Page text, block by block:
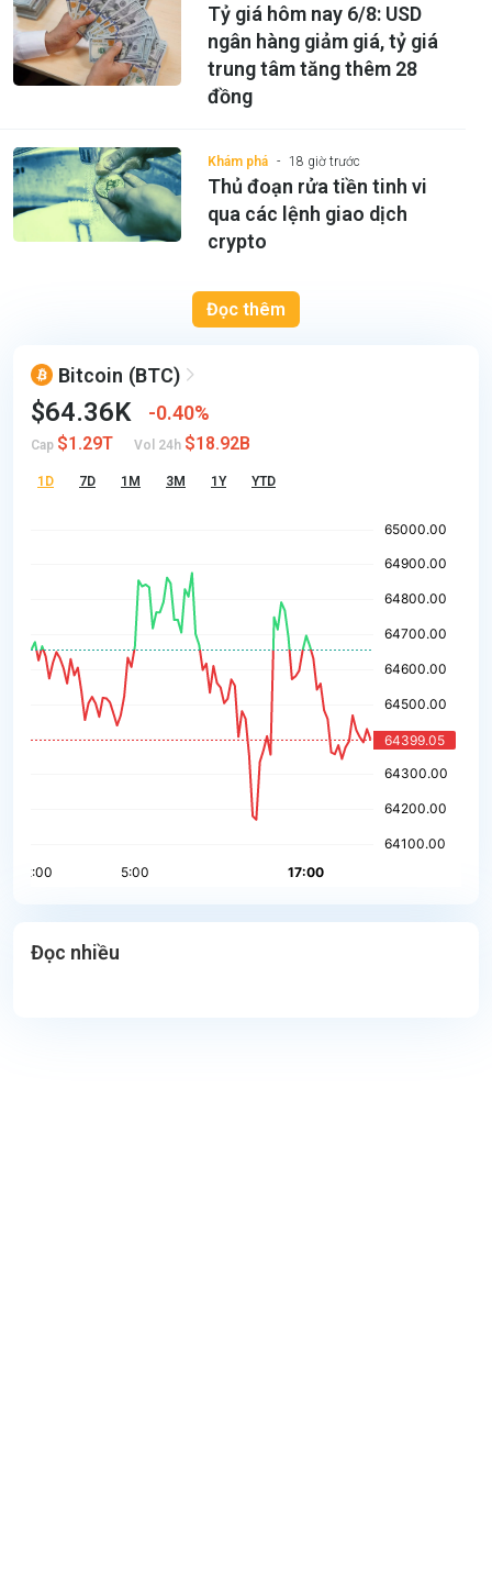
Tỷ giá hôm nay 6/8: USD
ngân hàng giảm giá, tỷ giá
trung tâm tăng thêm 28
đồng
Khám phá 18 giờ trước
Thủ đoạn rửa tiền tinh vi
qua các lệnh giao dịch
crypto
Đọc thêm
Bitcoin (BTC)
$64.36K 0.40%
Cap $1.29T Vol 24h $18.92B
1D 7D 1M 3M 1Y YTD
Đọc nhiều